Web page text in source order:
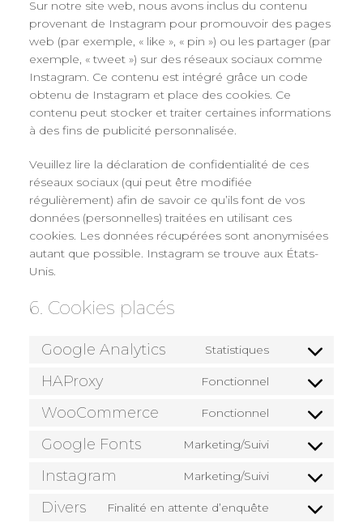
Sur notre site web, nous avons inclus du contenu
provenant de Instagram pour promouvoir des pages
web (par exemple, « like », « pin ») ou les partager (par
exemple, « tweet ») sur des réseaux sociaux comme
Instagram. Ce contenu est intégré grâce un code
obtenu de Instagram et place des cookies. Ce
contenu peut stocker et traiter certaines informations
à des fins de publicité personnalisée.
Veuillez lire la déclaration de confidentialité de ces
réseaux sociaux (qui peut être modifiée
régulièrement) afin de savoir ce qu’ils font de vos
données (personnelles) traitées en utilisant ces
cookies. Les données récupérées sont anonymisées
autant que possible. Instagram se trouve aux États-
Unis.
6. Cookies placés
Google Analytics Statistiques
Consent
google-
HAProxy Fonctionnel
Consent
haproxy
WooCommerce Fonctionnel
Consent
Google Fonts Marketing/Suivi
Consent
google-
Instagram Marketing/Suivi
Consent
Divers Finalité en attente d’enquête
Consent